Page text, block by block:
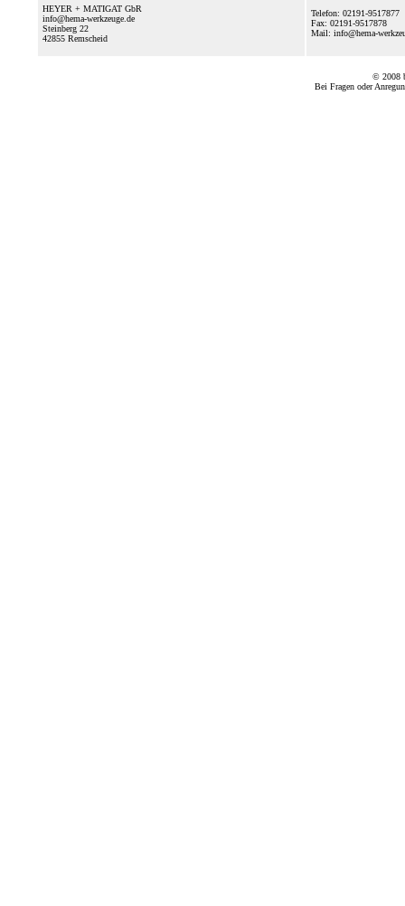
HEYER + MATIGAT GbR
info@hema-werkzeuge.de
Steinberg 22
42855 Remscheid
Telefon: 02191-9517877
Fax: 02191-9517878
Mail: info@hema-
© 2008
Bei Fragen oder